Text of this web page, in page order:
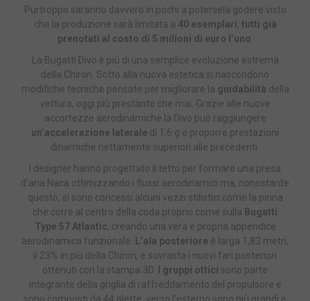
Purtroppo saranno davvero in pochi a potersela godere visto
che la produzione sarà limitata a 40 esemplari, tutti già
prenotati al costo di 5 milioni di euro l’uno.
La Bugatti Divo è più di una semplice evoluzione estrema
della Chiron. Sotto alla nuova estetica si nascondono
modifiche tecniche pensate per migliorare la guidabilità della
vettura, oggi più prestante che mai. Grazie alle nuove
accortezze aerodinamiche la Divo può raggiungere
un’accelerazione laterale di 1,6 g e proporre prestazioni
dinamiche nettamente superiori alle precedenti.
I designer hanno progettato il tetto per formare una presa
d’aria Naca ottimizzando i flussi aerodinamici ma, nonostante
questo, si sono concessi alcuni vezzi stilistici come la pinna
che corre al centro della coda proprio come sulla Bugatti
Type 57 Atlantic, creando una vera e propria appendice
aerodinamica funzionale. L’ala posteriore è larga 1,83 metri,
il 23% in più della Chiron, e sovrasta i nuovi fari posteriori
ottenuti con la stampa 3D.
I gruppi ottici sono parte
integrante della griglia di raffreddamento del propulsore e